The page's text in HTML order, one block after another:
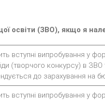
освіти (ЗВО), якщо я
вступні випробування у
(творчого конкурсу) в ЗВО
до зарахування на
вступні випробування у